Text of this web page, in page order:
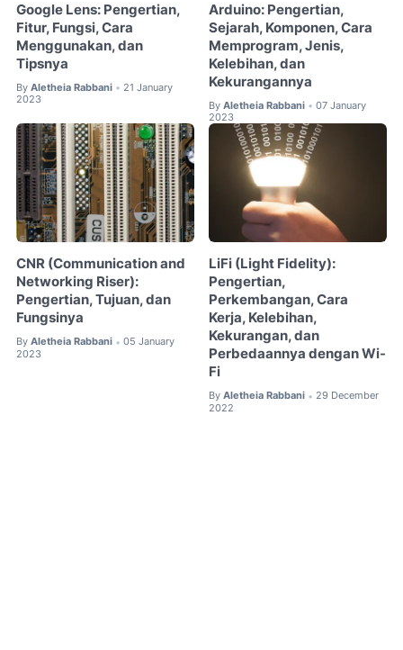
Google Lens: Pengertian,
Fitur, Fungsi, Cara
Menggunakan, dan
Tipsnya
By Aletheia Rabbani • 21 January
2023
Arduino: Pengertian,
Sejarah, Komponen, Cara
Memprogram, Jenis,
Kelebihan, dan
Kekurangannya
By Aletheia Rabbani • 07 January
2023
CNR (Communication and
Networking Riser):
Pengertian, Tujuan, dan
Fungsinya
By Aletheia Rabbani • 05 January
2023
LiFi (Light Fidelity):
Pengertian,
Perkembangan, Cara
Kerja, Kelebihan,
Kekurangan, dan
Perbedaannya dengan Wi-
Fi
By Aletheia Rabbani • 29 December
2022